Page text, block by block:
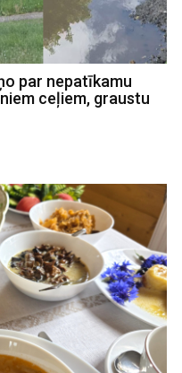
par nepatīkamu
ceļiem, graustu